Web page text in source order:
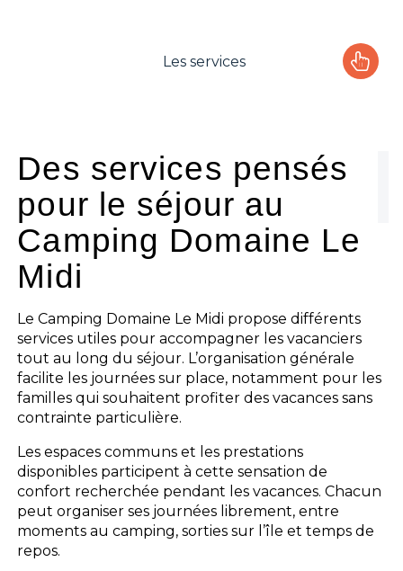
Les services
L'espace Aquatique
Les activités
Les infos pratiques
Des services pensés
pour le séjour au
Camping Domaine Le
Midi
Le Camping Domaine Le Midi propose différents
services utiles pour accompagner les vacanciers
tout au long du séjour. L’organisation générale
facilite les journées sur place, notamment pour les
familles qui souhaitent profiter des vacances sans
contrainte particulière.
Les espaces communs et les prestations
disponibles participent à cette sensation de
confort recherchée pendant les vacances. Chacun
peut organiser ses journées librement, entre
moments au camping, sorties sur l’île et temps de
repos.